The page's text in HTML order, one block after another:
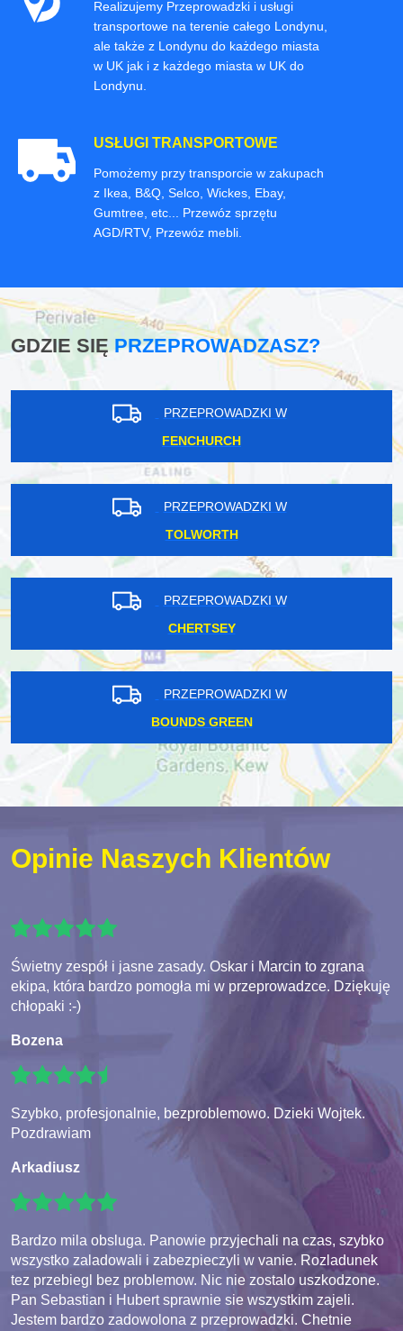
Realizujemy Przeprowadzki i usługi
transportowe na terenie całego Londynu,
ale także z Londynu do każdego miasta
w UK jak i z każdego miasta w UK do
Londynu.
USŁUGI TRANSPORTOWE
Pomożemy przy transporcie w zakupach
z Ikea, B&Q, Selco, Wickes, Ebay,
Gumtree, etc... Przewóz sprzętu
AGD/RTV, Przewóz mebli.
GDZIE SIĘPRZEPROWADZASZ?
PRZEPROWADZKI W
FENCHURCH
PRZEPROWADZKI W
TOLWORTH
PRZEPROWADZKI W
CHERTSEY
PRZEPROWADZKI W
BOUNDS GREEN
Opinie Naszych Klientów
Świetny zespół i jasne zasady. Oskar i Marcin to zgrana
ekipa, która bardzo pomogła mi w przeprowadzce. Dziękuję
chłopaki :-)
Bozena
Szybko, profesjonalnie, bezproblemowo. Dzieki Wojtek.
Pozdrawiam
Arkadiusz
Bardzo mila obsluga. Panowie przyjechali na czas, szybko
wszystko zaladowali i zabezpieczyli w vanie. Rozladunek
tez przebiegl bez problemow. Nic nie zostalo uszkodzone.
Pan Sebastian i Hubert sprawnie sie wszystkim zajeli.
Jestem bardzo zadowolona z przeprowadzki. Chetnie